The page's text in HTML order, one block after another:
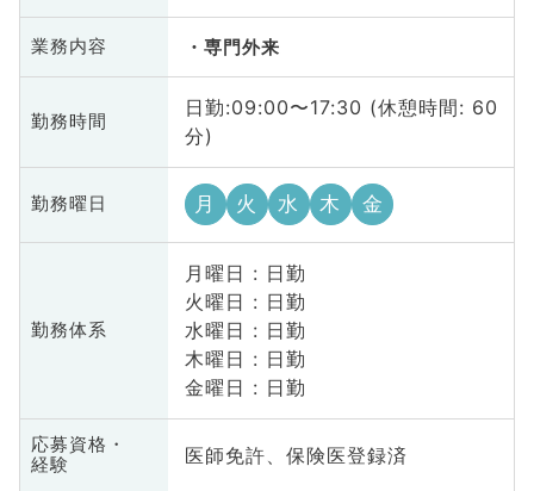
業務内容 専門外来
勤務時間
日勤:09:00〜17:30 (休憩時間: 60
分)
勤務曜日 月 火 水 木 金
勤務体系
月曜日 : 日勤
火曜日 : 日勤
水曜日 : 日勤
木曜日 : 日勤
金曜日 : 日勤
応募資格・
経験
医師免許、保険医登録済